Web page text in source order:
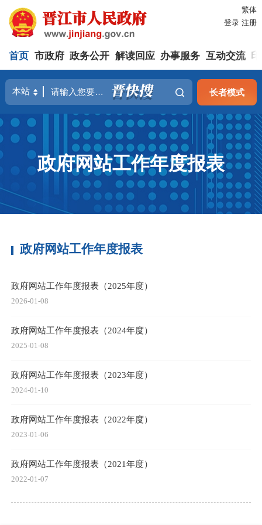
繁体
登录 注册
首页 市政府 政务公开 解读回应 办事服务 互动交流
长者模式
政府网站工作年度报表
政府网站工作年度报表
政府网站工作年度报表（2025年度）
2026-01-08
政府网站工作年度报表（2024年度）
2025-01-08
政府网站工作年度报表（2023年度）
2024-01-10
政府网站工作年度报表（2022年度）
2023-01-06
政府网站工作年度报表（2021年度）
2022-01-07